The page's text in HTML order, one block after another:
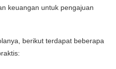
keuangan untuk pengajuan
berikut terdapat beberapa